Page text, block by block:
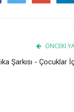
ÖNCEKI
Şarkısı - Çocuklar